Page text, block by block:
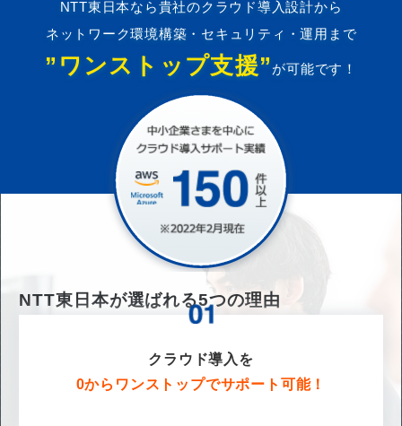
NTT東日本なら貴社のクラウド導入設計から
ネットワーク環境構築・セキュリティ・運用まで
”ワンストップ支援” が可能です！
NTT東日本が選ばれる5つの理由
クラウド導入を
0からワンストップでサポート可能！